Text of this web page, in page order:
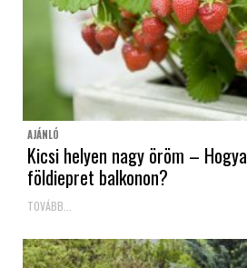
AJÁNLÓ
Kicsi helyen nagy öröm –
földiepret balkonon?
TOVÁBB...